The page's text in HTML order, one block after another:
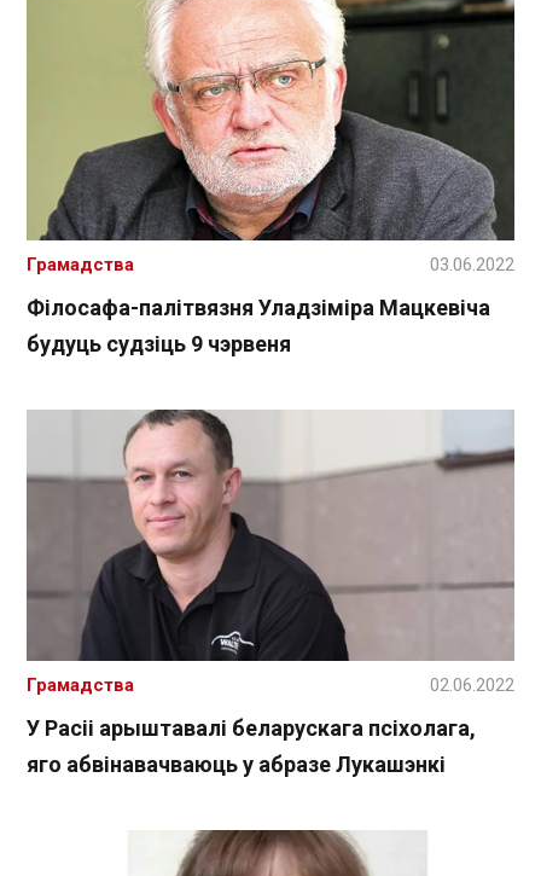
Філосафа-палітвязня Уладзіміра Мацкевіча
будуць судзіць 9 чэрвеня
Грамадства 03.06.2022
У Расіі арыштавалі беларускага псіхолага,
яго абвінавачваюць у абразе Лукашэнкі
Грамадства 02.06.2022